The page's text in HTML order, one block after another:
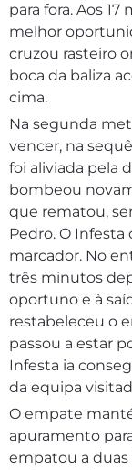
para fora. Aos
melhor
cruzou rasteiro
boca da baliza
cima.
Na segunda
vencer, na
foi aliviada pela
bombeou
que rematou,
Pedro. O
marcador. No
três minutos
oportuno e à
restabeleceu o
passou a estar
Infesta ia
da equipa
O empate
apuramento
empatou a duas